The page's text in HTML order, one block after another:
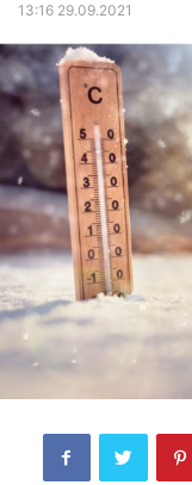
13:16 29.09.2021